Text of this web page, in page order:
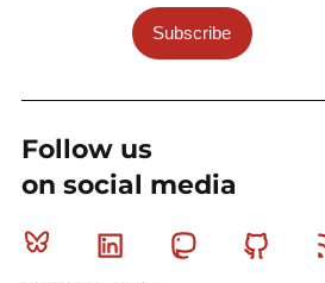
Subscribe
Follow us
on social media
Bluesky Linkedin Mastodon